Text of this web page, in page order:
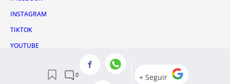
INSTAGRAM
TIKTOK
YOUTUBE